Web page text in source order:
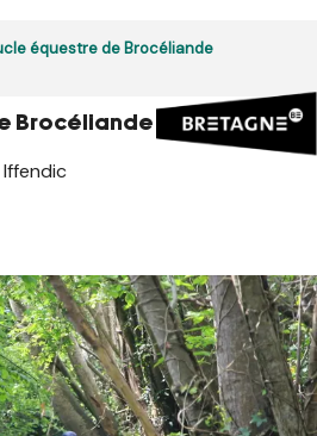
équestre de Brocéliande
Brocéliande